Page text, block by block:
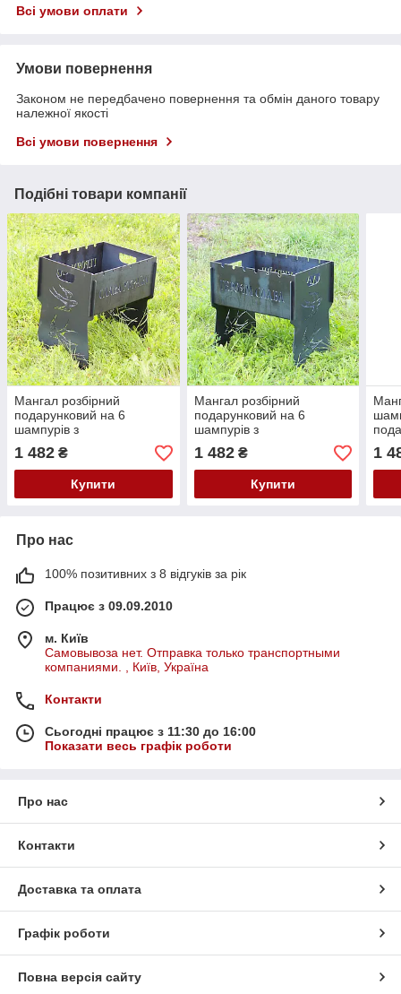
Всі умови оплати
Умови повернення
Законом не передбачено повернення та обмін даного товару
належної якості
Всі умови повернення
Подібні товари компанії
Мангал розбірний
подарунковий на 6
шампурів з
індивідуальним надписом
- Слава Україні!
1 482 ₴
Купити
Мангал розбірний
подарунковий на 6
шампурів з
індивідуальним надписом
- Героям Слава!
1 482₴
Купити
1
Про нас
100% позитивних з 8 відгуків за рік
Працює з 09.09.2010
м. Київ
Самовывоза нет. Отправка только транспортными
компаниями. , Київ, Україна
Контакти
Сьогодні працює з 11:30 до 16:00
Показати весь графік роботи
Про нас
Контакти
Доставка та оплата
Графік роботи
Повна версія сайту